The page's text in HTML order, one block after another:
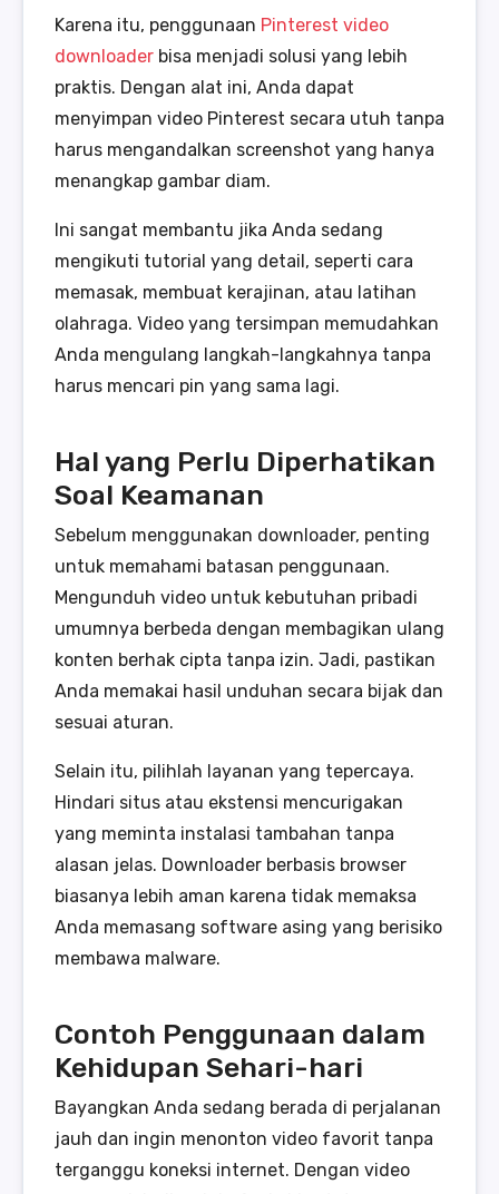
Karena itu, penggunaan Pinterest video
downloader bisa menjadi solusi yang lebih
praktis. Dengan alat ini, Anda dapat
menyimpan video Pinterest secara utuh tanpa
harus mengandalkan screenshot yang hanya
menangkap gambar diam.
Ini sangat membantu jika Anda sedang
mengikuti tutorial yang detail, seperti cara
memasak, membuat kerajinan, atau latihan
olahraga. Video yang tersimpan memudahkan
Anda mengulang langkah-langkahnya tanpa
harus mencari pin yang sama lagi.
Hal yang Perlu Diperhatikan
Soal Keamanan
Sebelum menggunakan downloader, penting
untuk memahami batasan penggunaan.
Mengunduh video untuk kebutuhan pribadi
umumnya berbeda dengan membagikan ulang
konten berhak cipta tanpa izin. Jadi, pastikan
Anda memakai hasil unduhan secara bijak dan
sesuai aturan.
Selain itu, pilihlah layanan yang tepercaya.
Hindari situs atau ekstensi mencurigakan
yang meminta instalasi tambahan tanpa
alasan jelas. Downloader berbasis browser
biasanya lebih aman karena tidak memaksa
Anda memasang software asing yang berisiko
membawa malware.
Contoh Penggunaan dalam
Kehidupan Sehari-hari
Bayangkan Anda sedang berada di perjalanan
jauh dan ingin menonton video favorit tanpa
terganggu koneksi internet. Dengan video